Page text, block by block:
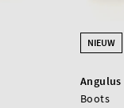
NIEUW
Angulus
Boots